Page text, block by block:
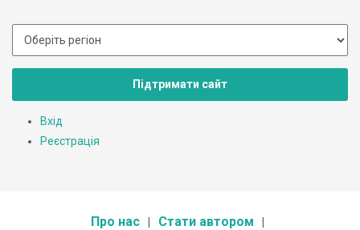
Підтримати сайт
Вхід
Реєстрація
Про нас Стати автором